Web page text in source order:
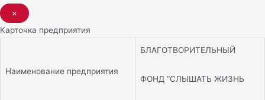
×
Карточка предприятия
Наименование предприятия
БЛАГОТВОРИТЕЛЬНЫЙ
ФОНД “СЛЫШАТЬ ЖИЗНЬ